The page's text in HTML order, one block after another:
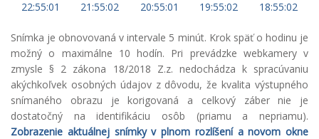
Snímka je obnovovaná v intervale 5 minút. Krok späť o hodinu je
možný o maximálne 10 hodín. Pri prevádzke webkamery v
zmysle § 2 zákona 18/2018 Z.z. nedochádza k spracúvaniu
akýchkoľvek osobných údajov z dôvodu, že kvalita výstupného
snímaného obrazu je korigovaná a celkový záber nie je
dostatočný na identifikáciu osôb (priamu a nepriamu).
Zobrazenie aktuálnej snímky v plnom rozlíšení a novom okne